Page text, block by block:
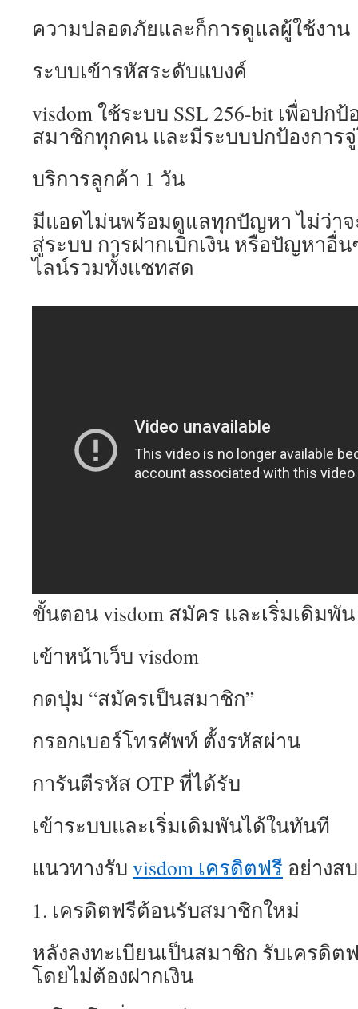
ความปลอดภัยและก็การดูแลผู้ใช้งาน
ระบบเข้ารหัสระดับแบงค์
visdom ใช้ระบบ SSL 256-bit เพื่อปก
สมาชิกทุกคน และมีระบบปกป้องการ
บริการลูกค้า 1 วัน
มีแอดไม่นพร้อมดูแลทุกปัญหา ไม่ว่าจะ
สู่ระบบ การฝากเบิกเงิน หรือปัญหาอื่
ไลน์รวมทั้งแชทสด
ขั้นตอน visdom สมัคร และเริ่มเดิมพัน
เข้าหน้าเว็บ visdom
กดปุ่ม “สมัครเป็นสมาชิก”
กรอกเบอร์โทรศัพท์ ตั้งรหัสผ่าน
การันตีรหัส OTP ที่ได้รับ
เข้าระบบและเริ่มเดิมพันได้ในทันที
แนวทางรับ visdom เครดิตฟรี อย่างส
1. เครดิตฟรีต้อนรับสมาชิกใหม่
หลังลงทะเบียนเป็นสมาชิก รับเครดิต
โดยไม่ต้องฝากเงิน